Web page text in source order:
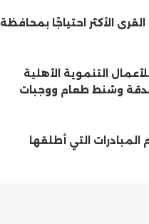
الأكثر احتياجًا بمحافظة
التنموية الأهلية
صدقة وشنط طعام ووجبات
التي أطلقها
يواصل حضوره بكفر
شبابي لافت في النسخة
البرنامج القومي
يطلق أكبر هاكاثون
الابتكار وريادة الأعمال